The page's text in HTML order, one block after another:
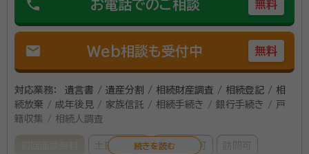
phone お電話でのご相談 無料
mail Web相談も受付中 無料
対応業務：
遺言書 / 遺産分割 / 相続財産調査 / 相続登記 / 相
続放棄 / 成年後見 / 家族信託 / 相続手続き / 銀行手続き / 戸
籍収集 / 相続人調査
土日相談可 電話相談可 訪問可